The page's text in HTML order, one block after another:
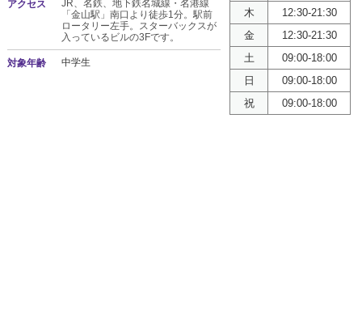
アクセス
JR、名鉄、地下鉄名城線・名港線
「金山駅」南口より徒歩1分。駅前
ロータリー左手。スターバックスが
入っているビルの3Fです。
対象年齢 中学生
木
12:30-21:30
金
12:30-21:30
土
09:00-18:00
日
09:00-18:00
祝
09:00-18:00